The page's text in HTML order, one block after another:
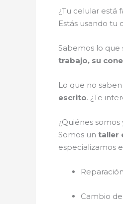
¿Tu celular está
Estás usando
Sabemos lo que
trabajo, su
Lo que no
escrito. ¿Te
¿Quiénes
Somos un taller
especializamos
Cambio